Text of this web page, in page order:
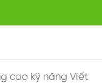
cao kỹ năng Viết